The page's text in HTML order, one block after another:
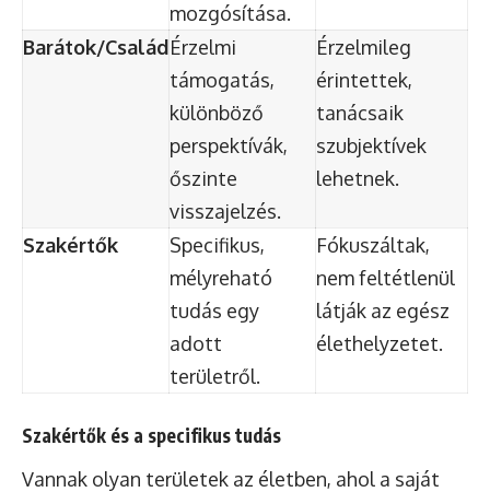
mozgósítása.
Barátok/CsaládÉrzelmi
támogatás,
különböző
perspektívák,
őszinte
visszajelzés.
Érzelmileg
érintettek,
tanácsaik
szubjektívek
lehetnek.
Szakértők
Specifikus,
mélyreható
tudás egy
adott
területről.
Fókuszáltak,
nem feltétlenül
látják az egész
élethelyzetet.
Szakértők és a specifikus tudás
Vannak olyan területek az életben, ahol a saját